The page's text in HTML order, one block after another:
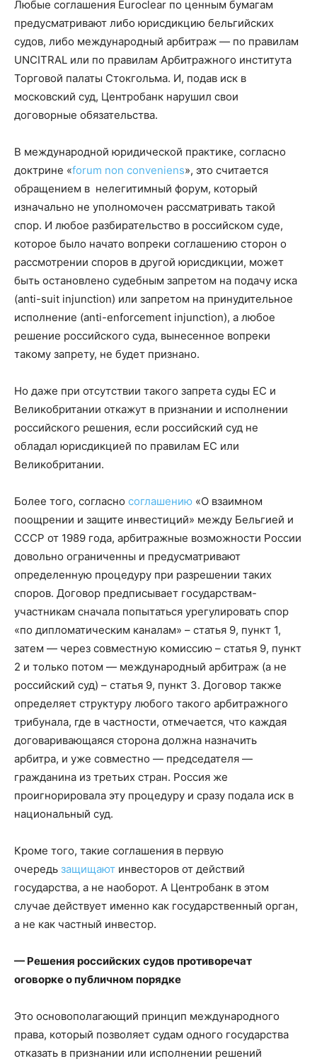
Любые соглашения Euroclear по ценным бумагам
предусматривают либо юрисдикцию бельгийских
судов, либо международный арбитраж — по правилам
UNCITRAL или по правилам Арбитражного института
Торговой палаты Стокгольма. И, подав иск в
московский суд, Центробанк нарушил свои
договорные обязательства.
В международной юридической практике, согласно
доктрине «forum non conveniens», это считается
обращением в нелегитимный форум, который
изначально не уполномочен рассматривать такой
спор. И любое разбирательство в российском суде,
которое было начато вопреки соглашению сторон о
рассмотрении споров в другой юрисдикции, может
быть остановлено судебным запретом на подачу иска
(anti-suit injunction) или запретом на принудительное
исполнение (anti-enforcement injunction), а любое
решение российского суда, вынесенное вопреки
такому запрету, не будет признано.
Но даже при отсутствии такого запрета суды ЕС и
Великобритании откажут в признании и исполнении
российского решения, если российский суд не
обладал юрисдикцией по правилам ЕС или
Великобритании.
Более того, согласно соглашению «О взаимном
поощрении и защите инвестиций» между Бельгией и
СССР от 1989 года, арбитражные возможности России
довольно ограниченны и предусматривают
определенную процедуру при разрешении таких
споров. Договор предписывает государствам-
участникам сначала попытаться урегулировать спор
«по дипломатическим каналам» – статья 9, пункт 1,
затем — через совместную комиссию – статья 9, пункт
2 и только потом — международный арбитраж (а не
российский суд) – статья 9, пункт 3. Договор также
определяет структуру любого такого арбитражного
трибунала, где в частности, отмечается, что каждая
договаривающаяся сторона должна назначить
арбитра, и уже совместно — председателя —
гражданина из третьих стран. Россия же
проигнорировала эту процедуру и сразу подала иск в
национальный суд.
Кроме того, такие соглашения в первую
очередь защищают инвесторов от действий
государства, а не наоборот. А Центробанк в этом
случае действует именно как государственный орган,
а не как частный инвестор.
— Решения российских судов противоречат
оговорке о публичном порядке
Это основополагающий принцип международного
права, который позволяет судам одного государства
отказать в признании или исполнении решений